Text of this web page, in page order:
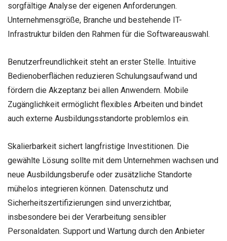
sorgfältige Analyse der eigenen Anforderungen.
Unternehmensgröße, Branche und bestehende IT-
Infrastruktur bilden den Rahmen für die Softwareauswahl.
Benutzerfreundlichkeit steht an erster Stelle. Intuitive
Bedienoberflächen reduzieren Schulungsaufwand und
fördern die Akzeptanz bei allen Anwendern. Mobile
Zugänglichkeit ermöglicht flexibles Arbeiten und bindet
auch externe Ausbildungsstandorte problemlos ein.
Skalierbarkeit sichert langfristige Investitionen. Die
gewählte Lösung sollte mit dem Unternehmen wachsen und
neue Ausbildungsberufe oder zusätzliche Standorte
mühelos integrieren können. Datenschutz und
Sicherheitszertifizierungen sind unverzichtbar,
insbesondere bei der Verarbeitung sensibler
Personaldaten. Support und Wartung durch den Anbieter